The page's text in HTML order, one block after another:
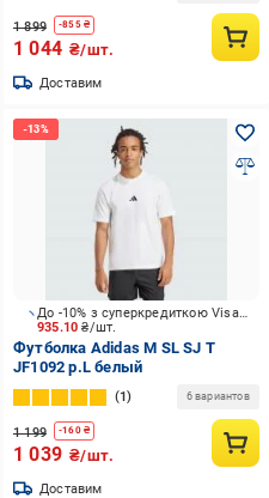
1 899 -855₴
1 044 ₴/шт.
Доставим
935.10₴/шт.
До -10% з суперкредиткою Visa Вигода
Футболка Adidas M SL SJ T
JF1092 р.L белый
1 6 вариантов
1 199 -160₴
1 039 ₴/шт.
Доставим